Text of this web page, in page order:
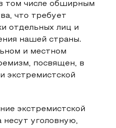
том числе обширным
что требует
отдельных лиц и
нашей страны.
и местном
посвящен, в
экстремистской
экстремистской
несут уголовную,